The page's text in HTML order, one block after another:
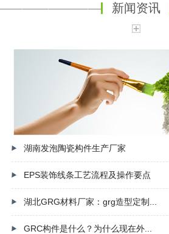
新闻资讯
湖南发泡陶瓷构件生产厂家
EPS装饰线条工艺流程及操作要点
湖北GRG材料厂家：grg造型定制...
GRC构件是什么？为什么现在外...